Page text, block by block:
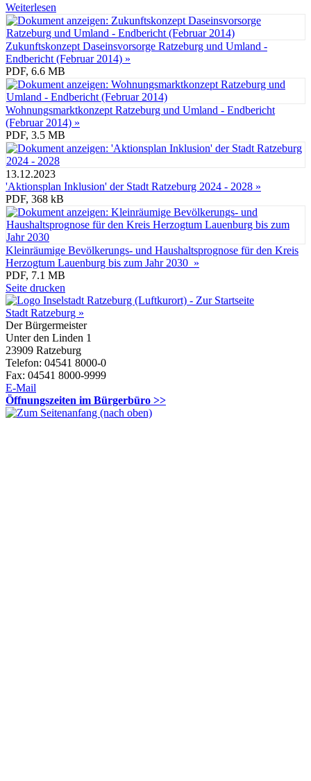
Weiterlesen
Zukunftskonzept Daseinsvorsorge Ratzeburg und Umland -
Endbericht (Februar 2014) »
PDF, 6.6 MB
Wohnungsmarktkonzept Ratzeburg und Umland - Endbericht
(Februar 2014) »
PDF, 3.5 MB
13.12.2023
'Aktionsplan Inklusion' der Stadt Ratzeburg 2024 - 2028 »
PDF, 368 kB
Kleinräumige Bevölkerungs- und Haushaltsprognose für den Kreis
Herzogtum Lauenburg bis zum Jahr 2030 »
PDF, 7.1 MB
Seite drucken
Stadt Ratzeburg »
Der Bürgermeister
Unter den Linden 1
23909 Ratzeburg
Telefon: 04541 8000-0
Fax: 04541 8000-9999
E-Mail
Öffnungszeiten im Bürgerbüro >>